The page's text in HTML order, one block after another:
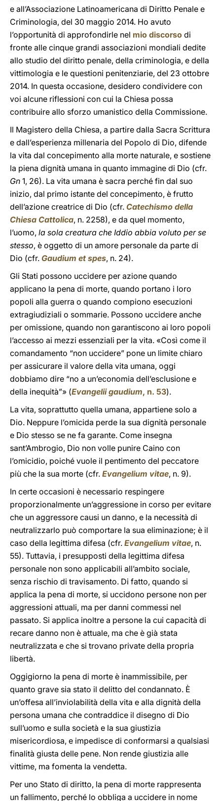
e all’Associazione Latinoamericana di Diritto Penale e
Criminologia, del 30 maggio 2014. Ho avuto
l’opportunità di approfondirle nel mio discorso di
fronte alle cinque grandi associazioni mondiali dedite
allo studio del diritto penale, della criminologia, e della
vittimologia e le questioni penitenziarie, del 23 ottobre
2014. In questa occasione, desidero condividere con
voi alcune riflessioni con cui la Chiesa possa
contribuire allo sforzo umanistico della Commissione.
Il Magistero della Chiesa, a partire dalla Sacra Scrittura
e dall’esperienza millenaria del Popolo di Dio, difende
la vita dal concepimento alla morte naturale, e sostiene
la piena dignità umana in quanto immagine di Dio (cfr.
Gn 1, 26). La vita umana è sacra perché fin dal suo
inizio, dal primo istante del concepimento, è frutto
dell’azione creatrice di Dio (cfr. Catechismo della
Chiesa Cattolica, n. 2258), e da quel momento,
l’uomo, la sola creatura che Iddio abbia voluto per se
stesso, è oggetto di un amore personale da parte di
Dio (cfr. Gaudium et spes, n. 24).
Gli Stati possono uccidere per azione quando
applicano la pena di morte, quando portano i loro
popoli alla guerra o quando compiono esecuzioni
extragiudiziali o sommarie. Possono uccidere anche
per omissione, quando non garantiscono ai loro popoli
l’accesso ai mezzi essenziali per la vita. «Così come il
comandamento “non uccidere” pone un limite chiaro
per assicurare il valore della vita umana, oggi
dobbiamo dire “no a un’economia dell’esclusione e
della inequità”» (Evangelii gaudium, n. 53).
La vita, soprattutto quella umana, appartiene solo a
Dio. Neppure l’omicida perde la sua dignità personale
e Dio stesso se ne fa garante. Come insegna
sant’Ambrogio, Dio non volle punire Caino con
l’omicidio, poiché vuole il pentimento del peccatore
più che la sua morte (cfr. Evangelium vitae, n. 9).
In certe occasioni è necessario respingere
proporzionalmente un’aggressione in corso per evitare
che un aggressore causi un danno, e la necessità di
neutralizzarlo può comportare la sua eliminazione; è il
caso della legittima difesa (cfr. Evangelium vitae, n.
55). Tuttavia, i presupposti della legittima difesa
personale non sono applicabili all’ambito sociale,
senza rischio di travisamento. Di fatto, quando si
applica la pena di morte, si uccidono persone non per
aggressioni attuali, ma per danni commessi nel
passato. Si applica inoltre a persone la cui capacità di
recare danno non è attuale, ma che è già stata
neutralizzata e che si trovano private della propria
libertà.
Oggigiorno la pena di morte è inammissibile, per
quanto grave sia stato il delitto del condannato. È
un’offesa all’inviolabilità della vita e alla dignità della
persona umana che contraddice il disegno di Dio
sull’uomo e sulla società e la sua giustizia
misericordiosa, e impedisce di conformarsi a qualsiasi
finalità giusta delle pene. Non rende giustizia alle
vittime, ma fomenta la vendetta.
Per uno Stato di diritto, la pena di morte rappresenta
un fallimento, perché lo obbliga a uccidere in nome